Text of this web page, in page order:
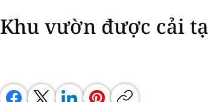
Khu vườn được cải